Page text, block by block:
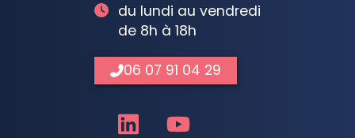
du lundi au vendredi
de 8h à 18h
06 07 91 04 29